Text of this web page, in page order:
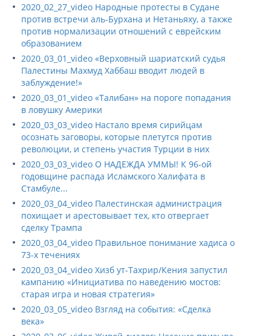
2020_02_27_video Народные протесты в Судане
против встречи аль-Бурхана и Нетаньяху, а также
против нормализации отношений с еврейским
образованием
2020_03_01_video «Верховный шариатский судья
Палестины Махмуд Хаббаш вводит людей в
заблуждение!»
2020_03_01_video «Талибан» на пороге попадания
в ловушку Америки
2020_03_03_video Настало время сирийцам
осознать заговоры, которые плетутся против
революции, и степень участия Турции в них
2020_03_03_video О НАДЕЖДА УММЫ! К 96-ой
годовщине распада Исламского Халифата в
Стамбуле...
2020_03_04_video Палестинская администрация
похищает и арестовывает тех, кто отвергает
сделку Трампа
2020_03_04_video Правильное понимание хадиса о
73-х течениях
2020_03_04_video Хизб ут-Тахрир/Кения запустил
кампанию «Инициатива по наведению мостов:
старая игра и новая стратегия»
2020_03_05_video Взгляд на события: «Сделка
века»